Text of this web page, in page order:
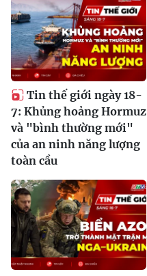
Tin thế giới ngày 18-
7: Khủng hoảng Hormuz
và "bình thường mới"
của an ninh năng lượng
toàn cầu